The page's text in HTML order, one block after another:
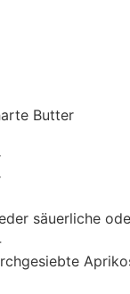
Butter
säuerliche